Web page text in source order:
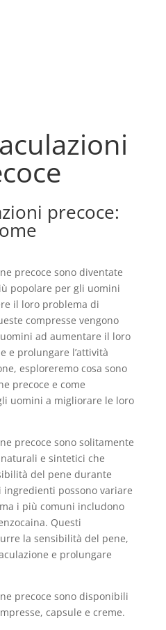
precoce:
precoce sono diventate
popolare per gli uomini
il loro problema di
compresse vengono
ad aumentare il loro
e prolungare l’attività
esploreremo cosa sono
precoce e come
uomini a migliorare le loro
precoce sono solitamente
e sintetici che
del pene durante
ingredienti possono variare
i più comuni includono
Questi
la sensibilità del pene,
e prolungare
precoce sono disponibili
capsule e creme.